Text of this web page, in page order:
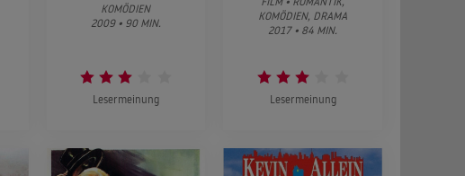
KOMÖDIEN
2009 • 90 MIN.
Lesermeinung
KOMÖDIEN, DRAMA
2017 • 84 MIN.
Lesermeinung